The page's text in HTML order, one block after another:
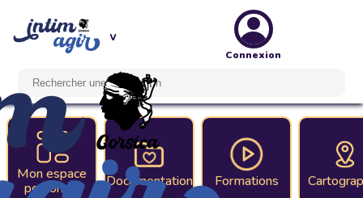
Connexion
Mon espace
personnel
Documentation Formations